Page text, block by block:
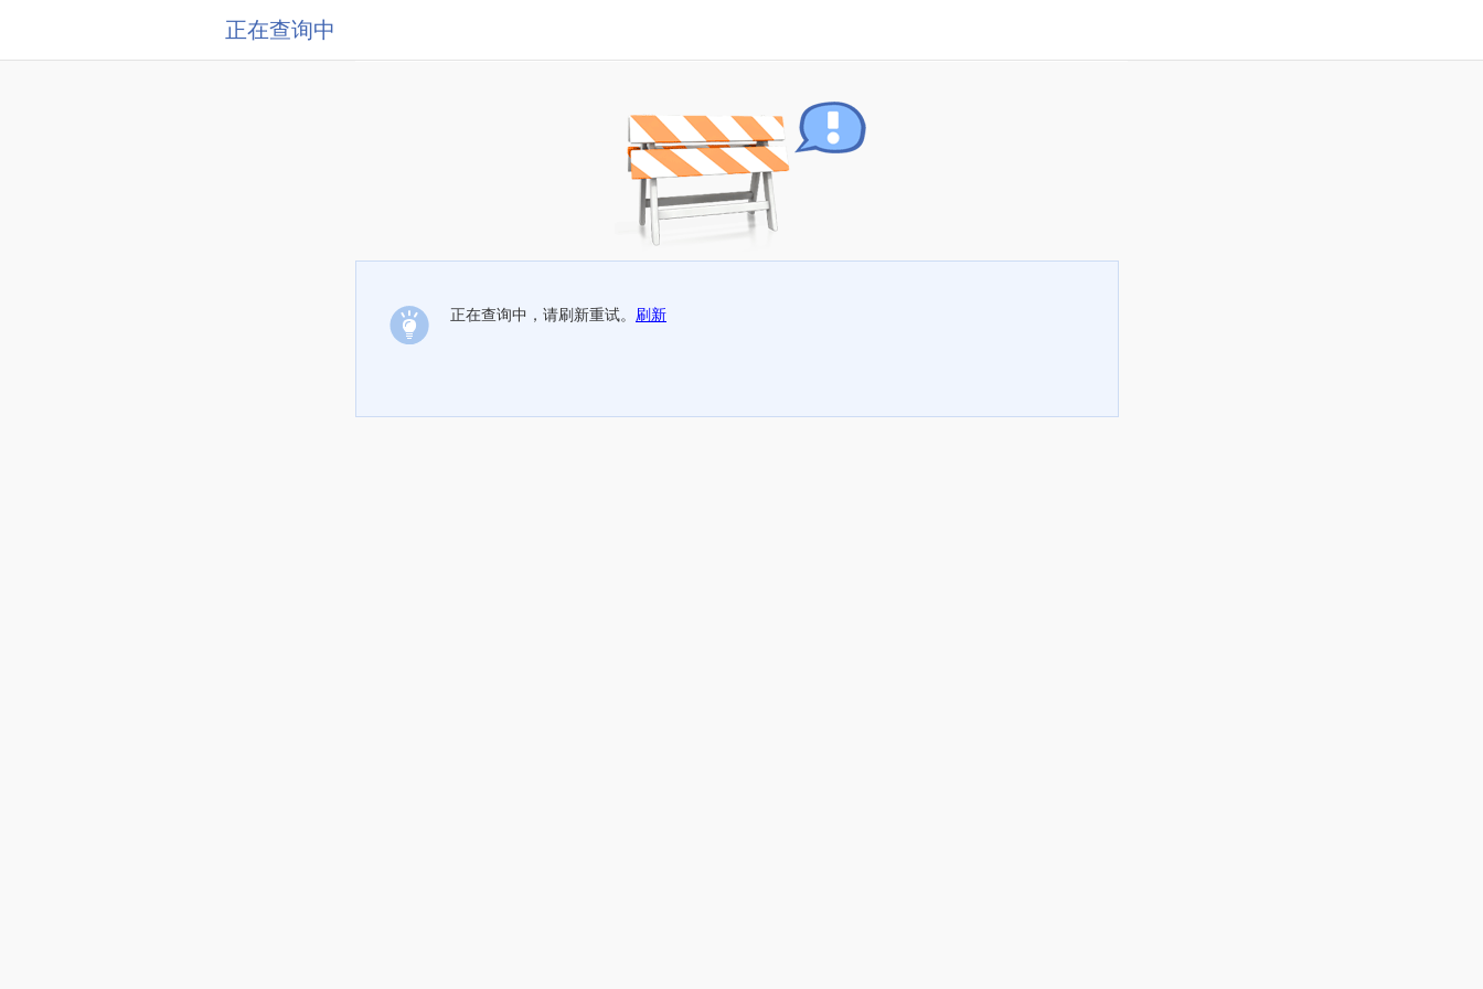
正在查询中
正在查询中，请刷新重试。 刷新